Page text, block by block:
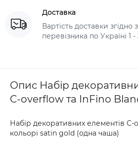
Доставка
Вартість доставки
перевізника по Україні 1
Опис Набір
C-overflow та InFino
Набір декоративних елементів C-
кольорі satin gold (одна чаша)